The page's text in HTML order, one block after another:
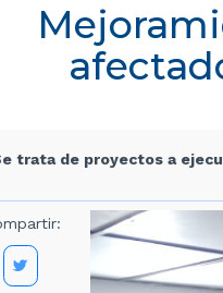
trata de proyectos a